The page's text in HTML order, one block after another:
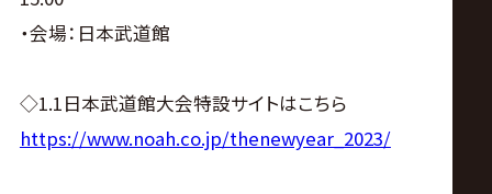
・会場：日本武道館
◇1.1日本武道館大会特設サイトはこちら
https://www.noah.co.jp/thenewyear_2023/